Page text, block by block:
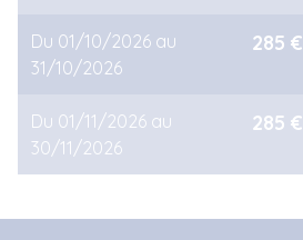
Du 01/10/2026 au
31/10/2026
285 €
Du 01/11/2026 au
30/11/2026
285 €